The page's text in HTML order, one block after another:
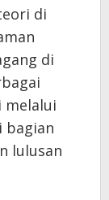
di
di
melalui
bagian
lulusan